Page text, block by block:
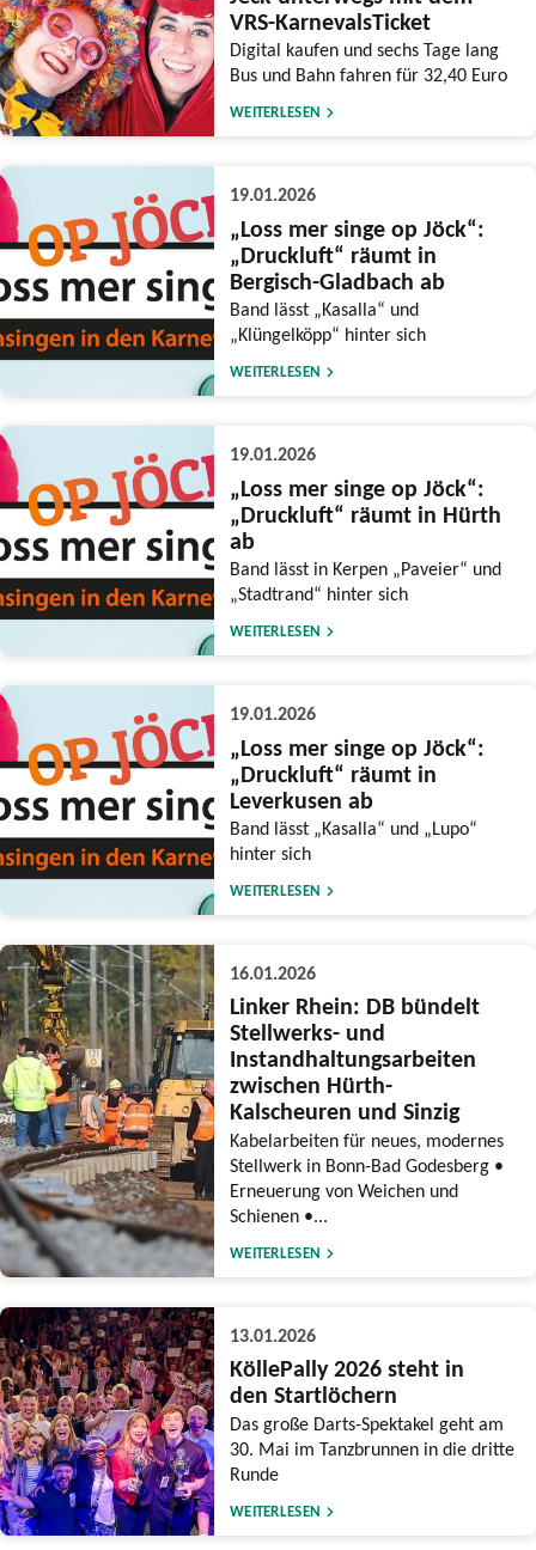
VRS-KarnevalsTicket
Digital kaufen und sechs Tage lang
Bus und Bahn fahren für 32,40 Euro
WEITERLESEN
19.01.2026
„Loss mer singe op Jöck“:
„Druckluft“ räumt in
Bergisch-Gladbach ab
Band lässt „Kasalla“ und
„Klüngelköpp“ hinter sich
WEITERLESEN
19.01.2026
„Loss mer singe op Jöck“:
„Druckluft“ räumt in Hürth
ab
Band lässt in Kerpen „Paveier“ und
„Stadtrand“ hinter sich
WEITERLESEN
19.01.2026
„Loss mer singe op Jöck“:
„Druckluft“ räumt in
Leverkusen ab
Band lässt „Kasalla“ und „Lupo“
hinter sich
WEITERLESEN
16.01.2026
Linker Rhein: DB bündelt
Stellwerks- und
Instandhaltungsarbeiten
zwischen Hürth-
Kalscheuren und Sinzig
Kabelarbeiten für neues, modernes
Stellwerk in Bonn-Bad Godesberg •
Erneuerung von Weichen und
Schienen •...
WEITERLESEN
13.01.2026
KöllePally 2026 steht in
den Startlöchern
Das große Darts-Spektakel geht am
30. Mai im Tanzbrunnen in die dritte
Runde
WEITERLESEN